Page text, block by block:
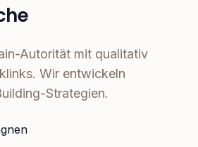
Autorität mit qualitativ
Wir entwickeln
Strategien.